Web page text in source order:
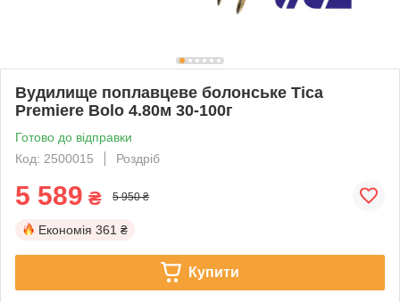
Вудилище поплавцеве болонське Tica
Premiere Bolo 4.80м 30-100г
Готово до відправки
Код: 2500015
Роздріб
5 589 ₴ 5 950 ₴
Економія 361 ₴
Купити